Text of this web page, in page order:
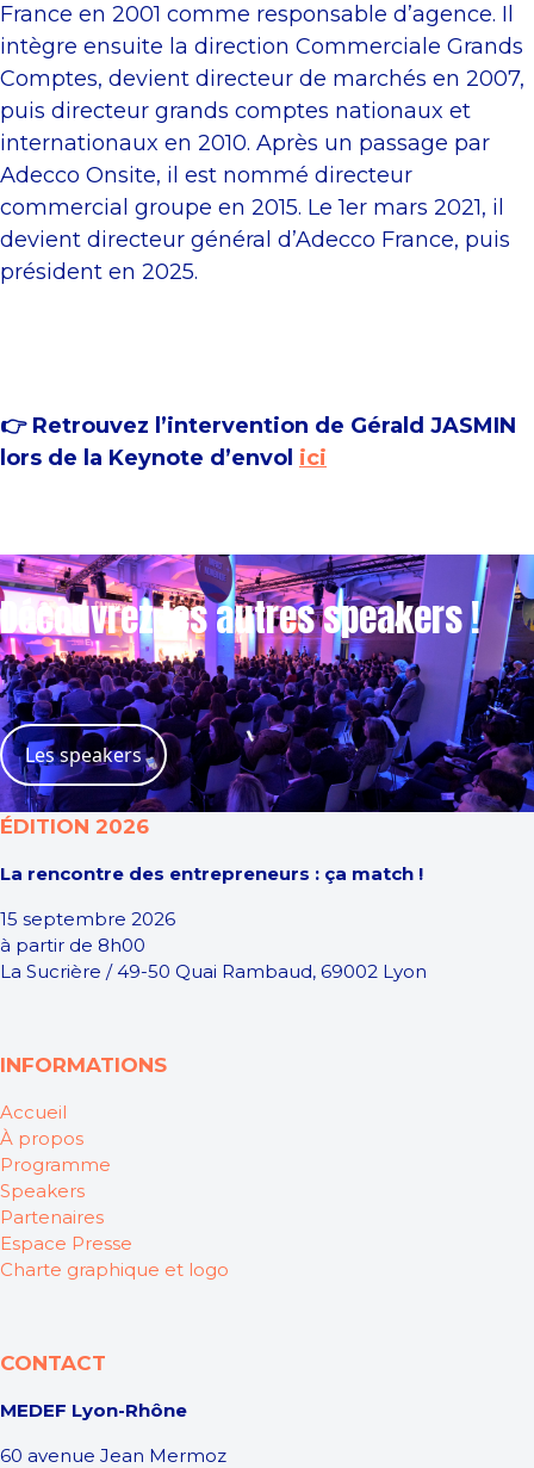
France en 2001 comme responsable d’agence. Il
intègre ensuite la direction Commerciale Grands
Comptes, devient directeur de marchés en 2007,
puis directeur grands comptes nationaux et
internationaux en 2010. Après un passage par
Adecco Onsite, il est nommé directeur
commercial groupe en 2015. Le 1er mars 2021, il
devient directeur général d’Adecco France, puis
président en 2025.
👉 Retrouvez l’intervention de Gérald JASMIN
lors de la Keynote d’envol ici
Découvrez les autres speakers !
Les speakers
ÉDITION 2026
La rencontre des entrepreneurs : ça match !
15 septembre 2026
à partir de 8h00
La Sucrière / 49-50 Quai Rambaud, 69002 Lyon
INFORMATIONS
Accueil
À propos
Programme
Speakers
Partenaires
Espace Presse
Charte graphique et logo
CONTACT
MEDEF Lyon-Rhône
60 avenue Jean Mermoz